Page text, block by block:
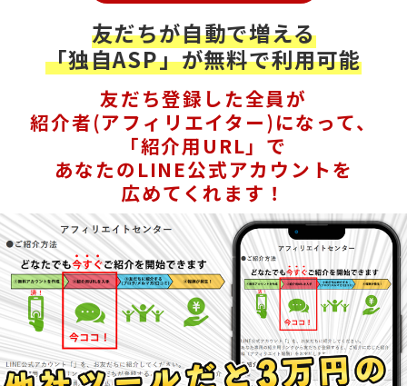
友だちが自動で増える
「独自ASP」が無料で利用可能
友だち登録した全員が
紹介者(アフィリエイター)になって、
「紹介用URL」で
あなたのLINE公式アカウントを
広めてくれます！